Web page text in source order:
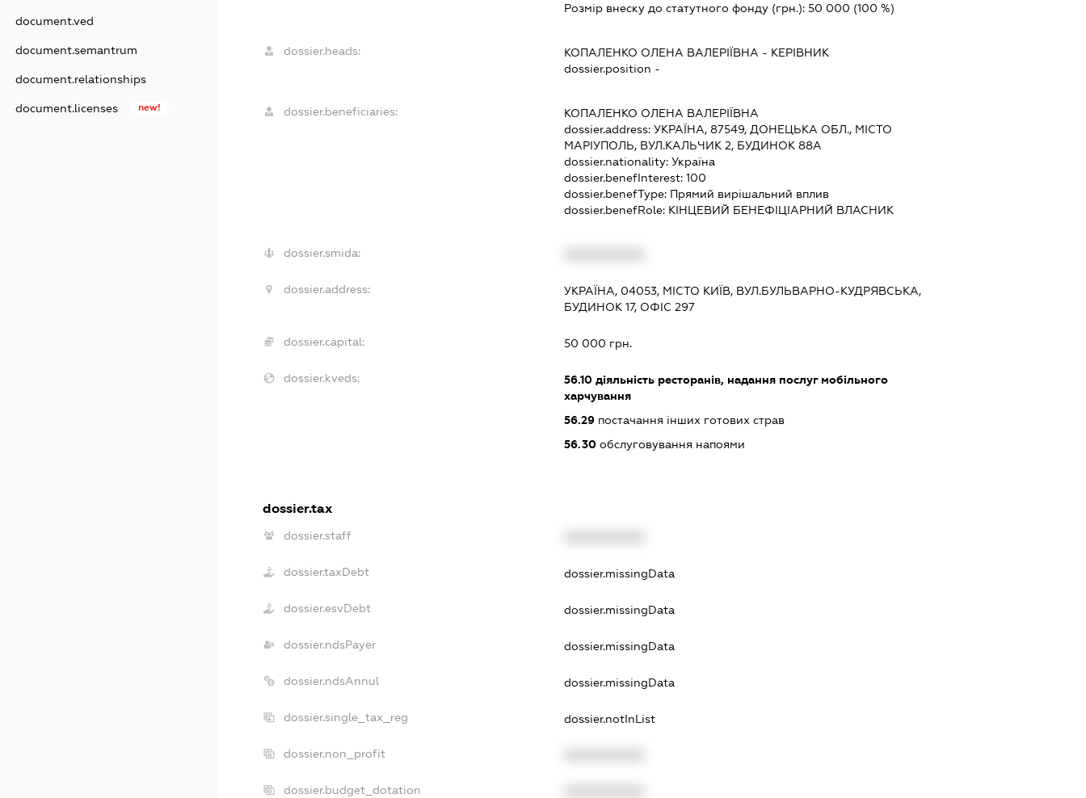
document.ved
document.semantrum
document.relationships
document.licenses new!
Розмір внеску до статутного фонду (грн.): 50 000 (100 %)
dossier.heads: КОПАЛЕНКО ОЛЕНА ВАЛЕРІЇВНА - КЕРІВНИК
dossier.position -
dossier.beneficiaries:
КОПАЛЕНКО ОЛЕНА ВАЛЕРІЇВНА
dossier.address: УКРАЇНА, 87549, ДОНЕЦЬКА ОБЛ., МІСТО
МАРІУПОЛЬ, ВУЛ.КАЛЬЧИК 2, БУДИНОК 88А
dossier.nationality: Україна
dossier.benefInterest: 100
dossier.benefType: Прямий вирішальний вплив
dossier.benefRole: КІНЦЕВИЙ БЕНЕФІЦІАРНИЙ ВЛАСНИК
dossier.smida:
dossier.address:
УКРАЇНА, 04053, МІСТО КИЇВ, ВУЛ.БУЛЬВАРНО-КУДРЯВСЬКА,
БУДИНОК 17, ОФІС 297
dossier.capital: 50 000 грн.
dossier.kveds: 56.10діяльність ресторанів, надання послуг мобільного
харчування
56.29постачання інших готових страв
56.30обслуговування напоями
dossier.tax
dossier.staff
dossier.taxDebt dossier.missingData
dossier.esvDebt dossier.missingData
dossier.ndsPayer dossier.missingData
dossier.ndsAnnul dossier.missingData
dossier.single_tax_reg dossier.notInList
dossier.non_profit
dossier.budget_dotation